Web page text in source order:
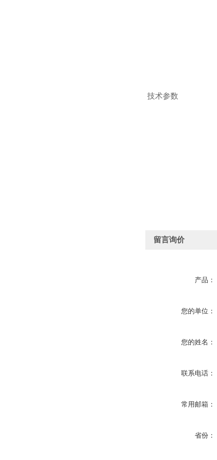
技术参数
留言询价
产品：
您的单位：
您的姓名：
联系电话：
常用邮箱：
省份：